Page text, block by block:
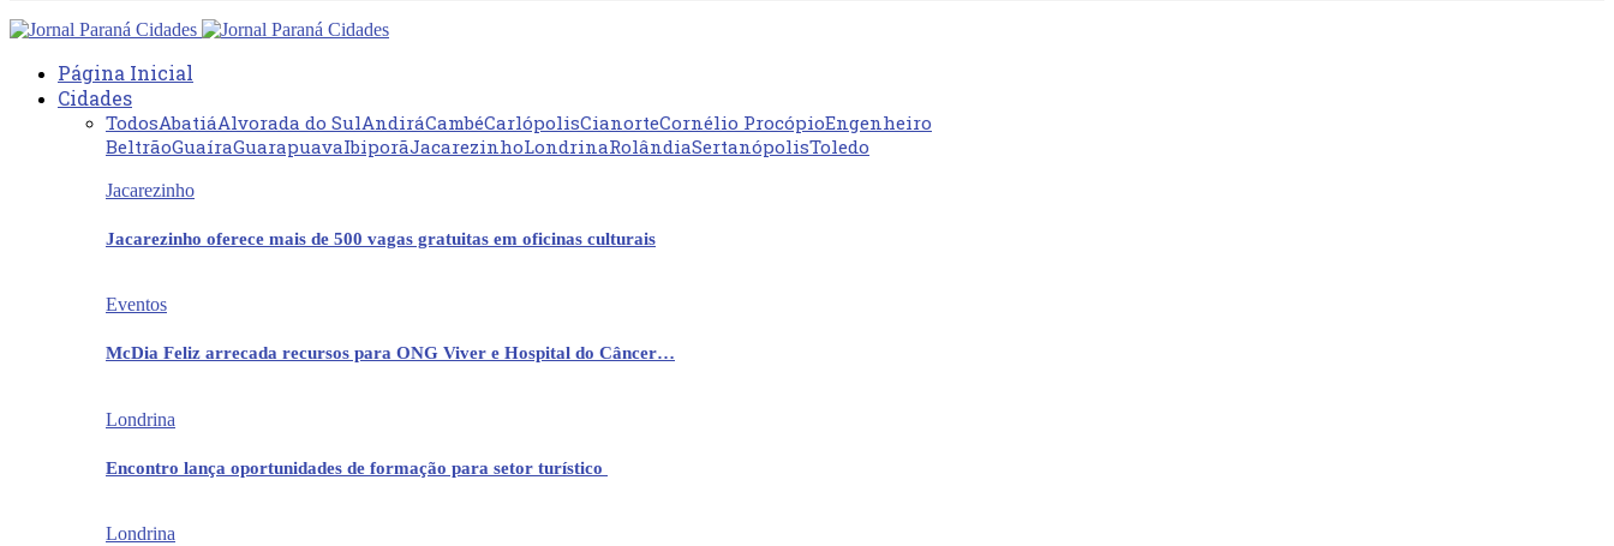
Página Inicial
Cidades
TodosAbatiáAlvorada do SulAndiráCambéCarlópolisCianorteCornélio ProcópioEngenheiro
BeltrãoGuaíraGuarapuavaIbiporãJacarezinhoLondrinaRolândiaSertanópolisToledo
Jacarezinho
Jacarezinho oferece mais de 500 vagas gratuitas em oficinas culturais
Eventos
McDia Feliz arrecada recursos para ONG Viver e Hospital do Câncer…
Londrina
Encontro lança oportunidades de formação para setor turístico
Londrina